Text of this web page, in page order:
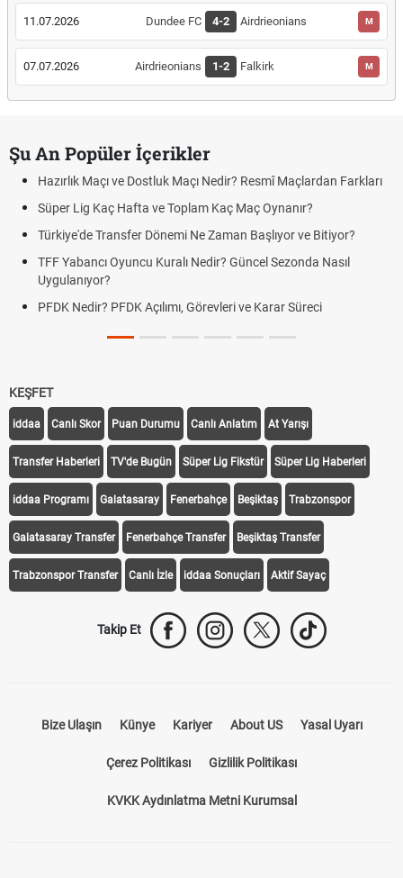
11.07.2026 Dundee FC 4-2 Airdrieonians M
07.07.2026 Airdrieonians 1-2 Falkirk M
Şu An Popüler İçerikler
Hazırlık Maçı ve Dostluk Maçı Nedir? Resmî Maçlardan Farkları
Süper Lig Kaç Hafta ve Toplam Kaç Maç Oynanır?
Türkiye'de Transfer Dönemi Ne Zaman Başlıyor ve Bitiyor?
TFF Yabancı Oyuncu Kuralı Nedir? Güncel Sezonda Nasıl
Uygulanıyor?
PFDK Nedir? PFDK Açılımı, Görevleri ve Karar Süreci
KEŞFET
iddaa Canlı Skor Puan Durumu Canlı Anlatım At Yarışı
Transfer Haberleri TV'de Bugün Süper Lig Fikstür Süper Lig Haberleri
iddaa Programı Galatasaray Fenerbahçe Beşiktaş Trabzonspor
Galatasaray Transfer Fenerbahçe Transfer Beşiktaş Transfer
Trabzonspor Transfer Canlı İzle iddaa Sonuçları Aktif Sayaç
Takip Et
Bize Ulaşın Künye Kariyer About US Yasal Uyarı
Çerez Politikası Gizlilik Politikası
KVKK Aydınlatma Metni Kurumsal